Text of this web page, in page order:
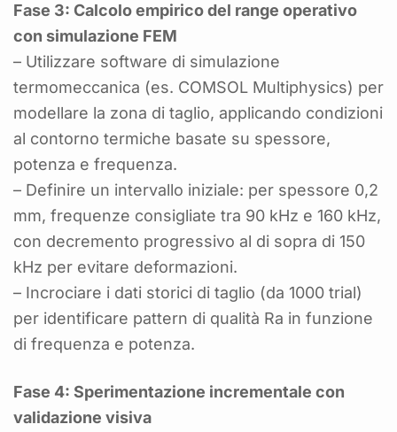
Fase 3: Calcolo empirico del range operativo
con simulazione FEM
– Utilizzare software di simulazione
termomeccanica (es. COMSOL Multiphysics) per
modellare la zona di taglio, applicando condizioni
al contorno termiche basate su spessore,
potenza e frequenza.
– Definire un intervallo iniziale: per spessore 0,2
mm, frequenze consigliate tra 90 kHz e 160 kHz,
con decremento progressivo al di sopra di 150
kHz per evitare deformazioni.
– Incrociare i dati storici di taglio (da 1000 trial)
per identificare pattern di qualità Ra in funzione
di frequenza e potenza.
Fase 4: Sperimentazione incrementale con
validazione visiva